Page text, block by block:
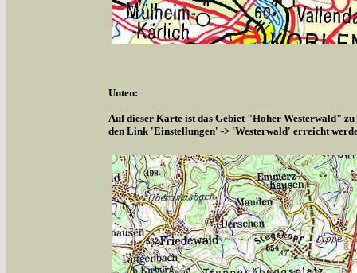
Unten:
Auf dieser Karte ist das Gebiet "Hoher Westerwald"
den Link 'Einstellungen' -> 'Westerwald' erreicht